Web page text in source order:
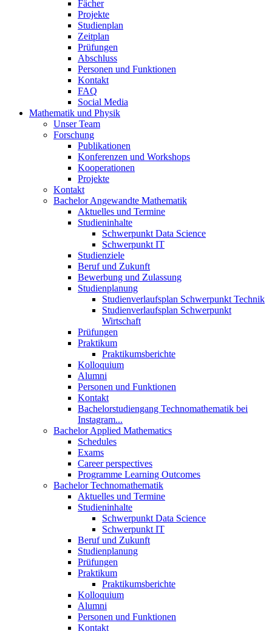
Fächer
Projekte
Studienplan
Zeitplan
Prüfungen
Abschluss
Personen und Funktionen
Kontakt
FAQ
Social Media
Mathematik und Physik
Unser Team
Forschung
Publikationen
Konferenzen und Workshops
Kooperationen
Projekte
Kontakt
Bachelor Angewandte Mathematik
Aktuelles und Termine
Studieninhalte
Schwerpunkt Data Science
Schwerpunkt IT
Studienziele
Beruf und Zukunft
Bewerbung und Zulassung
Studienplanung
Studienverlaufsplan Schwerpunkt Technik
Studienverlaufsplan Schwerpunkt
Wirtschaft
Prüfungen
Praktikum
Praktikumsberichte
Kolloquium
Alumni
Personen und Funktionen
Kontakt
Bachelorstudiengang Technomathematik bei
Instagram...
Bachelor Applied Mathematics
Schedules
Exams
Career perspectives
Programme Learning Outcomes
Bachelor Technomathematik
Aktuelles und Termine
Studieninhalte
Schwerpunkt Data Science
Schwerpunkt IT
Beruf und Zukunft
Studienplanung
Prüfungen
Praktikum
Praktikumsberichte
Kolloquium
Alumni
Personen und Funktionen
Kontakt